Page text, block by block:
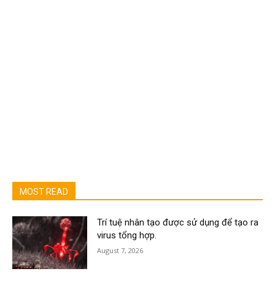
MOST READ
Trí tuệ nhân tạo được sử dụng để tạo ra
virus tổng hợp.
August 7, 2026